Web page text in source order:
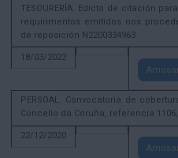
TESOURERÍA. Edicto de citación
requirimentos emitidos nos
de reposición N2200334963
18/03/2022
Amosar
PERSOAL. Convocatoria de
Concello da Coruña, referencia 1106,
22/12/2020
Amosar